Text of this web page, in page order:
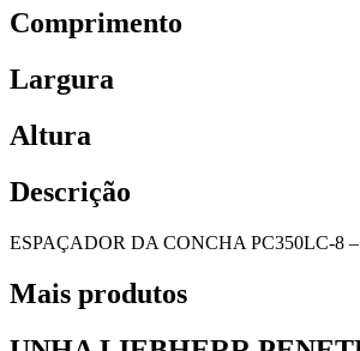
Comprimento
Largura
Altura
Descrição
ESPAÇADOR DA CONCHA PC350LC-8
Mais produtos